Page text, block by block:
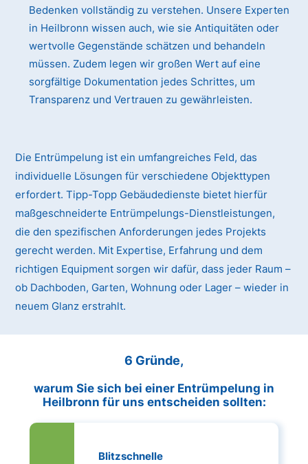
Bedenken vollständig zu verstehen. Unsere Experten
in Heilbronn wissen auch, wie sie Antiquitäten oder
wertvolle Gegenstände schätzen und behandeln
müssen. Zudem legen wir großen Wert auf eine
sorgfältige Dokumentation jedes Schrittes, um
Transparenz und Vertrauen zu gewährleisten.
Die Entrümpelung ist ein umfangreiches Feld, das
individuelle Lösungen für verschiedene Objekttypen
erfordert. Tipp-Topp Gebäudedienste bietet hierfür
maßgeschneiderte Entrümpelungs-Dienstleistungen,
die den spezifischen Anforderungen jedes Projekts
gerecht werden. Mit Expertise, Erfahrung und dem
richtigen Equipment sorgen wir dafür, dass jeder Raum –
ob Dachboden, Garten, Wohnung oder Lager – wieder in
neuem Glanz erstrahlt.
6 Gründe,
warum Sie sich bei einer Entrümpelung in
Heilbronn für uns entscheiden sollten:
Blitzschnelle